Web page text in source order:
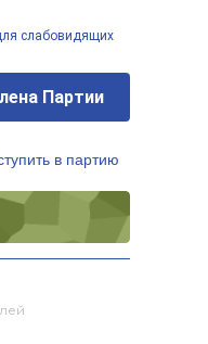
слабовидящих
Партии
в партию